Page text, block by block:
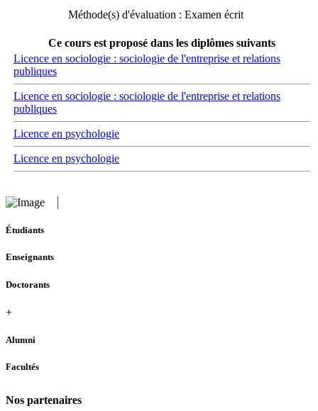
Méthode(s) d'évaluation : Examen écrit
Ce cours est proposé dans les diplômes suivants
Licence en sociologie : sociologie de l'entreprise et relations
publiques
Licence en sociologie : sociologie de l'entreprise et relations
publiques
Licence en psychologie
Licence en psychologie
Étudiants
Enseignants
Doctorants
+
Alumni
Facultés
Nos partenaires